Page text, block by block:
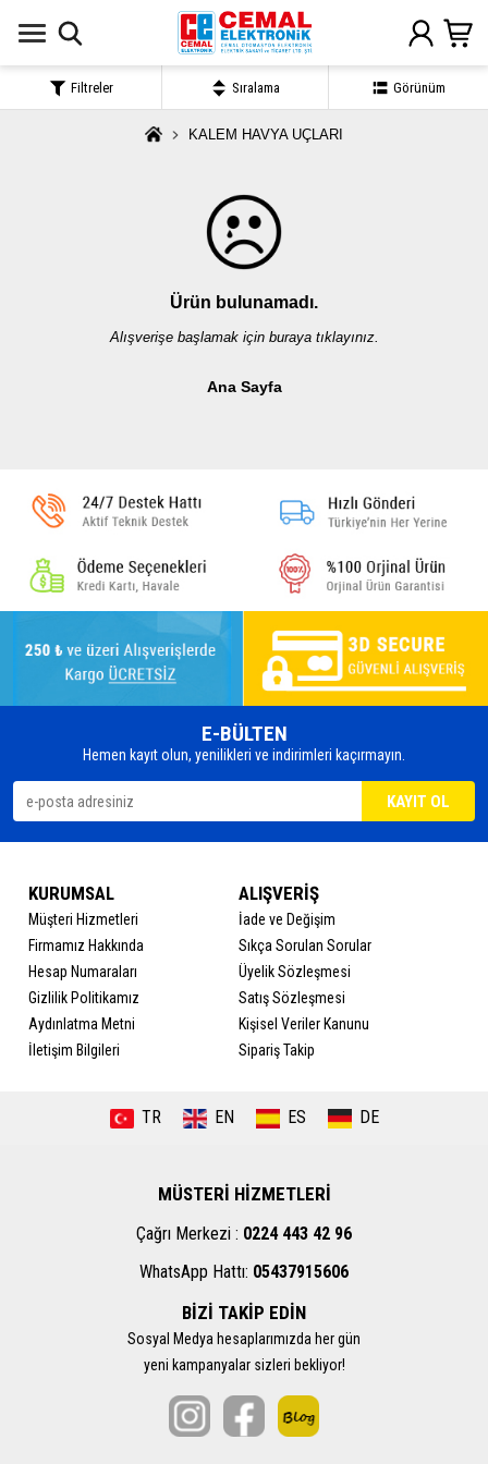
KALEM HAVYA UÇLARI
Ürün bulunamadı.
Alışverişe başlamak için buraya tıklayınız.
Ana Sayfa
E-BÜLTEN
Hemen kayıt olun, yenilikleri ve indirimleri kaçırmayın.
KURUMSAL
Müşteri Hizmetleri
Firmamız Hakkında
Hesap Numaraları
Gizlilik Politikamız
Aydınlatma Metni
İletişim Bilgileri
ALIŞVERİŞ
İade ve Değişim
Sıkça Sorulan Sorular
Üyelik Sözleşmesi
Satış Sözleşmesi
Kişisel Veriler Kanunu
Sipariş Takip
TR EN ES DE
MÜSTERİ HİZMETLERİ
Çağrı Merkezi : 0224 443 42 96
WhatsApp Hattı: 05437915606
BİZİ TAKİP EDİN
Sosyal Medya hesaplarımızda her gün
yeni kampanyalar sizleri bekliyor!
Filtreler Sıralama Görünüm